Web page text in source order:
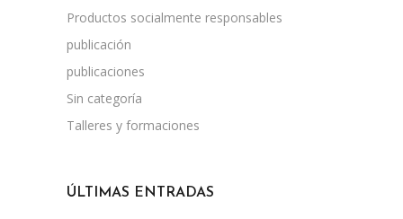
Productos socialmente responsables
publicación
publicaciones
Sin categoría
Talleres y formaciones
ÚLTIMAS ENTRADAS